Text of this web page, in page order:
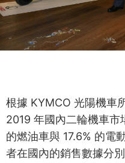
根據 KYMCO 光陽機車
2019 年國內二輪機車
的燃油車與 17.6% 的電
者在國內的銷售數據分